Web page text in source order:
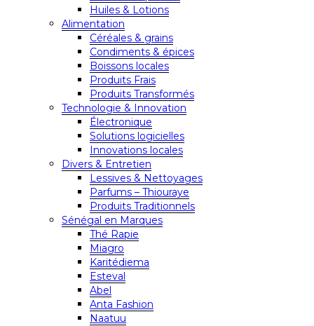
Huiles & Lotions
Alimentation
Céréales & grains
Condiments & épices
Boissons locales
Produits Frais
Produits Transformés
Technologie & Innovation
Électronique
Solutions logicielles
Innovations locales
Divers & Entretien
Lessives & Nettoyages
Parfums – Thiouraye
Produits Traditionnels
Sénégal en Marques
Thé Rapie
Miagro
Karitédiema
Esteval
Abel
Anta Fashion
Naatuu